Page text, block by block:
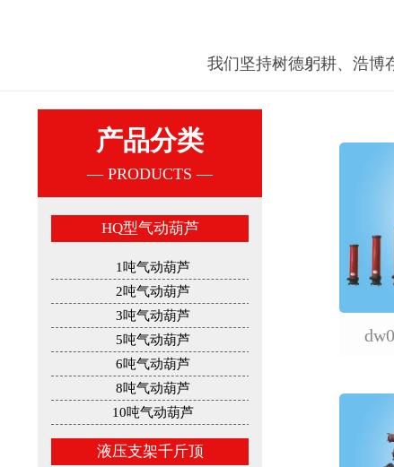
我们坚持树德躬耕、浩博
产品分类
— PRODUCTS —
HQ型气动葫芦
1吨气动葫芦
2吨气动葫芦
3吨气动葫芦
5吨气动葫芦
6吨气动葫芦
8吨气动葫芦
10吨气动葫芦
液压支架千斤顶